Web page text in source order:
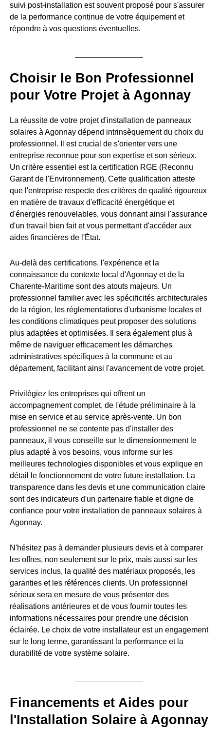
suivi post-installation est souvent proposé pour s'assurer
de la performance continue de votre équipement et
répondre à vos questions éventuelles.
Choisir le Bon Professionnel
pour Votre Projet à Agonnay
La réussite de votre projet d'installation de panneaux
solaires à Agonnay dépend intrinsèquement du choix du
professionnel. Il est crucial de s'orienter vers une
entreprise reconnue pour son expertise et son sérieux.
Un critère essentiel est la certification RGE (Reconnu
Garant de l'Environnement). Cette qualification atteste
que l'entreprise respecte des critères de qualité rigoureux
en matière de travaux d'efficacité énergétique et
d'énergies renouvelables, vous donnant ainsi l'assurance
d'un travail bien fait et vous permettant d'accéder aux
aides financières de l'État.
Au-delà des certifications, l'expérience et la
connaissance du contexte local d'Agonnay et de la
Charente-Maritime sont des atouts majeurs. Un
professionnel familier avec les spécificités architecturales
de la région, les réglementations d'urbanisme locales et
les conditions climatiques peut proposer des solutions
plus adaptées et optimisées. Il sera également plus à
même de naviguer efficacement les démarches
administratives spécifiques à la commune et au
département, facilitant ainsi l'avancement de votre projet.
Privilégiez les entreprises qui offrent un
accompagnement complet, de l'étude préliminaire à la
mise en service et au service après-vente. Un bon
professionnel ne se contente pas d'installer des
panneaux, il vous conseille sur le dimensionnement le
plus adapté à vos besoins, vous informe sur les
meilleures technologies disponibles et vous explique en
détail le fonctionnement de votre future installation. La
transparence dans les devis et une communication claire
sont des indicateurs d'un partenaire fiable et digne de
confiance pour votre installation de panneaux solaires à
Agonnay.
N'hésitez pas à demander plusieurs devis et à comparer
les offres, non seulement sur le prix, mais aussi sur les
services inclus, la qualité des matériaux proposés, les
garanties et les références clients. Un professionnel
sérieux sera en mesure de vous présenter des
réalisations antérieures et de vous fournir toutes les
informations nécessaires pour prendre une décision
éclairée. Le choix de votre installateur est un engagement
sur le long terme, garantissant la performance et la
durabilité de votre système solaire.
Financements et Aides pour
l'Installation Solaire à Agonnay